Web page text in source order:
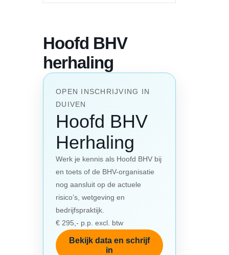
Hoofd BHV
herhaling
OPEN INSCHRIJVING IN
DUIVEN
Hoofd BHV
Herhaling
Werk je kennis als Hoofd BHV bij
en toets of de BHV-organisatie
nog aansluit op de actuele
risico’s, wetgeving en
bedrijfspraktijk.
€ 295,- p.p. excl. btw
Bekijk data en schrijf
in